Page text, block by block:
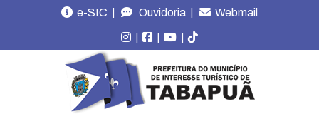
e-SIC | Ouvidoria | Webmail
| | |